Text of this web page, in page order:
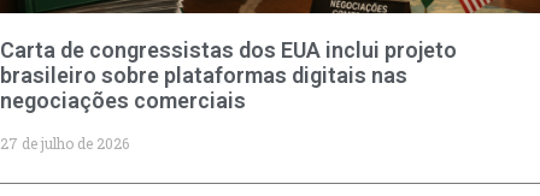
Carta de congressistas dos EUA inclui projeto
brasileiro sobre plataformas digitais nas
negociações comerciais
27 de julho de 2026